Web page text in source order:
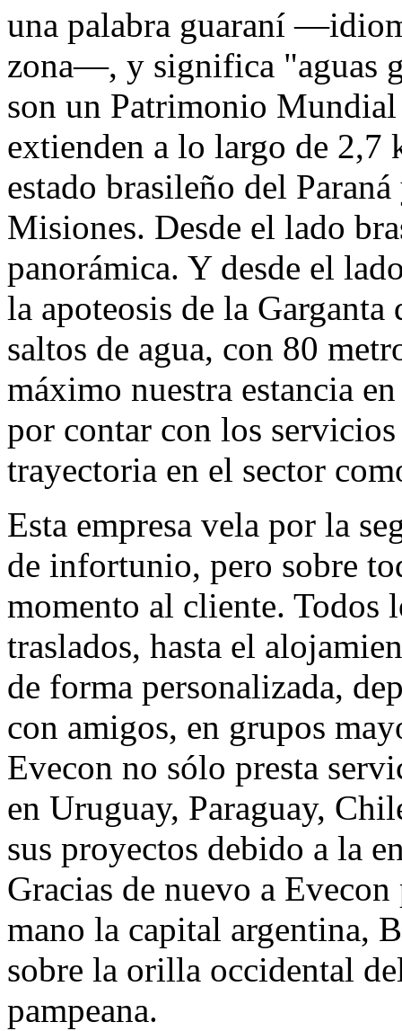
una palabra guaraní
zona—, y significa "aguas
son un Patrimonio
extienden a lo largo de 2,7
estado brasileño del
Misiones. Desde el lado
panorámica. Y desde el
la apoteosis de la
saltos de agua, con 80
máximo nuestra estancia
por contar con los
trayectoria en el sector
Esta empresa vela por la
de infortunio, pero sobre
momento al cliente. Todos
traslados, hasta el
de forma personalizada,
con amigos, en grupos
Evecon no sólo presta
en Uruguay, Paraguay,
sus proyectos debido a la
Gracias de nuevo a
mano la capital argentina,
sobre la orilla occidental
pampeana.